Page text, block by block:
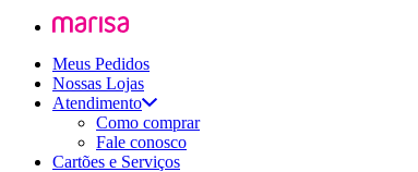
Meus Pedidos
Nossas Lojas
Atendimento
Como comprar
Fale conosco
Cartões e Serviços